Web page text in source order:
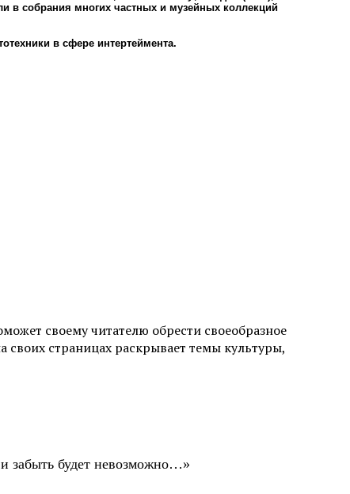
в собрания многих частных и музейных коллекций
в сфере интертеймента.
своему читателю обрести своеобразное
страницах раскрывает темы культуры,
забыть будет невозможно…»